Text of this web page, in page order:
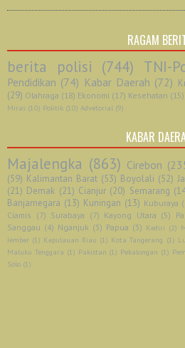
RAGAM
berita polisi (744) TNI-
Pendidikan (74) Kabar Daerah (72)
(29) Olahraga (18) Ekonomi (17) Kesehatan (15)
Miras (10) Politik (10) Advetorial (9)
KABAR
Majalengka (863) Cirebon
(59) Kalimantan Barat (53) Boyolali (52)
(21) Demak (21) Cianjur (20) Semarang
Banjarnegara (13) Kuningan (13) Kuburaya
Ciamis (7) Surabaya (7) Kayong Utara (5)
Sanggau (4) Nganjuk (3) Papua (3) Kediri (2)
Jember (1) Kepulauan Riau (1) Kota Tangerang (1)
Maluku Tenggara (1) Pakistan (1) Pekalongan (1)
Solo (1)